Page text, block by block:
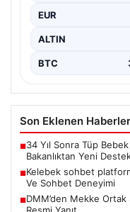
EUR
ALTIN
BTC
Son Eklenen Haberler
■34 Yıl Sonra Tüp Bebek
Bakanlıktan Yeni
■Kelebek sohbet
Ve Sohbet Deneyimi
■DMM’den Mekke Ortak